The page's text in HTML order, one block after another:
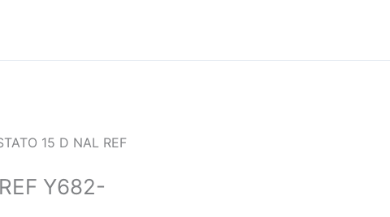
15 D NAL REF
Y682-